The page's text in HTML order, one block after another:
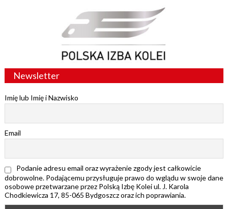
Newsletter
Imię lub Imię i Nazwisko
Email
Podanie adresu email oraz wyrażenie zgody jest całkowicie
dobrowolne. Podającemu przysługuje prawo do wglądu w swoje dane
osobowe przetwarzane przez Polską Izbę Kolei ul. J. Karola
Chodkiewicza 17, 85-065 Bydgoszcz oraz ich poprawiania.